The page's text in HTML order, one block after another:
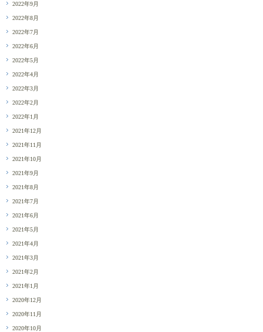
2022年9月
2022年8月
2022年7月
2022年6月
2022年5月
2022年4月
2022年3月
2022年2月
2022年1月
2021年12月
2021年11月
2021年10月
2021年9月
2021年8月
2021年7月
2021年6月
2021年5月
2021年4月
2021年3月
2021年2月
2021年1月
2020年12月
2020年11月
2020年10月